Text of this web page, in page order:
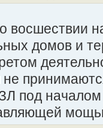
восшествии
домов и
под началом